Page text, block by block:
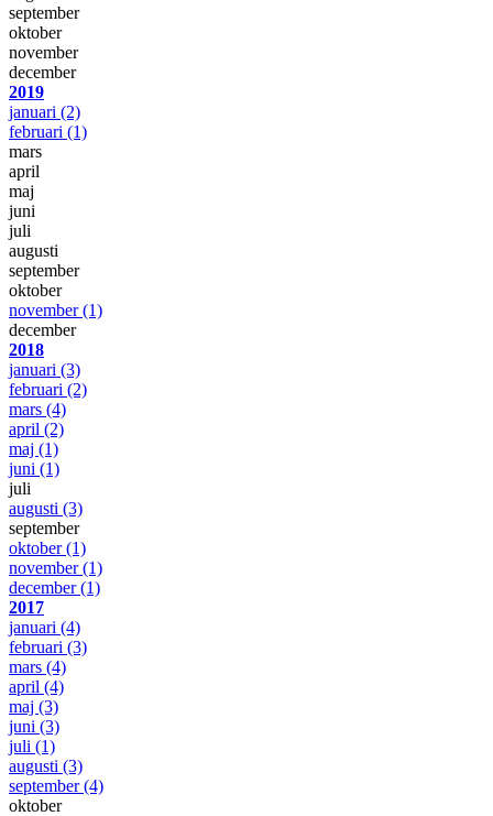
september
oktober
november
december
2019
januari (2)
februari (1)
mars
april
maj
juni
juli
augusti
september
oktober
november(1)
december
2018
januari (3)
februari (2)
mars (4)
april (2)
maj (1)
juni (1)
juli
augusti (3)
september
oktober(1)
november(1)
december(1)
2017
januari (4)
februari (3)
mars (4)
april (4)
maj (3)
juni (3)
juli (1)
augusti (3)
september(4)
oktober